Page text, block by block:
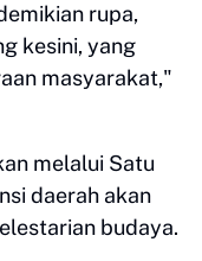
rupa,
kesini, yang
masyarakat,"
melalui Satu
daerah akan
budaya.